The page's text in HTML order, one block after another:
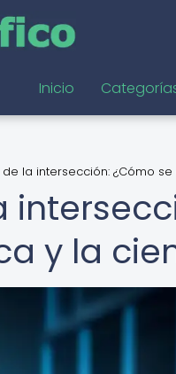
Inicio
de la intersección: ¿Cómo
y la